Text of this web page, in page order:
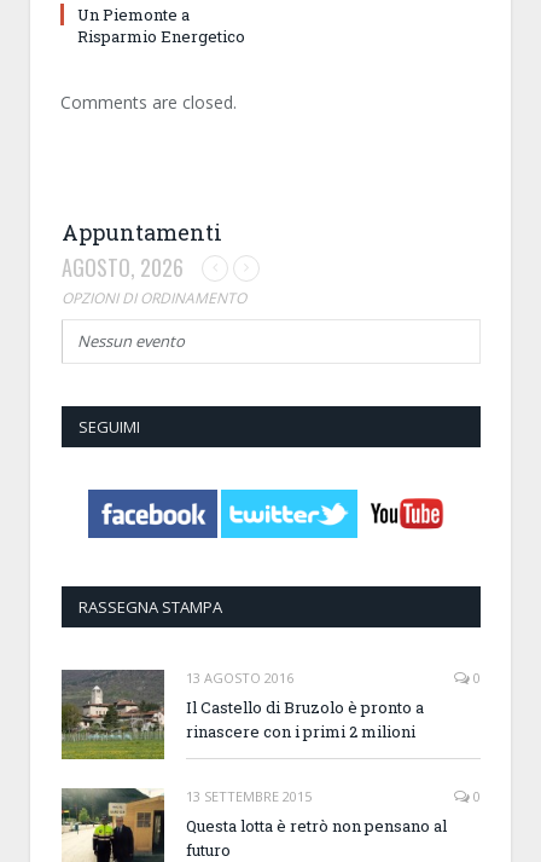
Un Piemonte a
Risparmio Energetico
Comments are closed.
Appuntamenti
AGOSTO, 2026
OPZIONI DI ORDINAMENTO
Nessun evento
SEGUIMI
RASSEGNA STAMPA
13 AGOSTO 2016 0
Il Castello di Bruzolo è pronto a
rinascere con i primi 2 milioni
13 SETTEMBRE 2015 0
Questa lotta è retrò non pensano al
futuro